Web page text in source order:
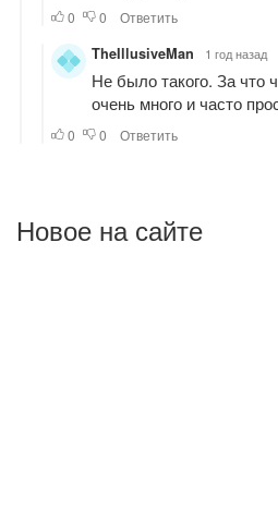
Новое на сайте